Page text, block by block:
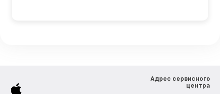
Адрес сервисного
центра